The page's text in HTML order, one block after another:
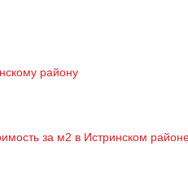
району
за м2 в Истринском